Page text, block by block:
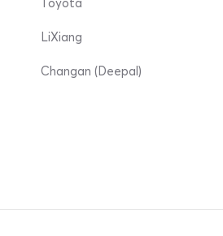
LiXiang
Changan (Deepal)